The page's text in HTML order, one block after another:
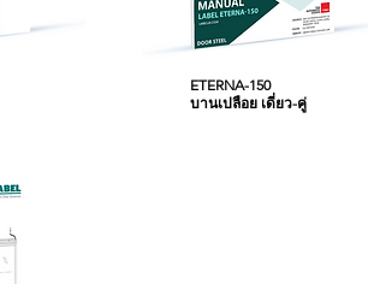
ETERNA-150
บานเปลือย เดี่ยว-คู่